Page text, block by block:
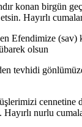
konan birgün
Hayırlı
Efendimize (sav)
olsun
tevhidi
cennetine
nurlu